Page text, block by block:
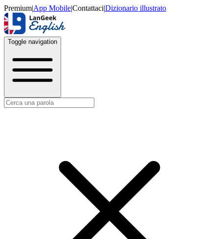
Premium|App Mobile|Contattaci|Dizionario illustrato
Toggle navigation